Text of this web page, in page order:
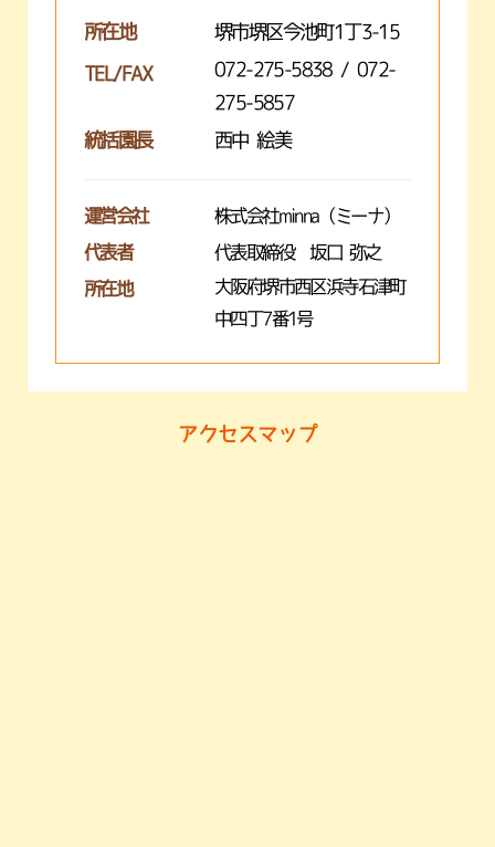
所在地 堺市堺区今池町1丁3-15
TEL/FAX
072-275-5838 / 072-
275-5857
統括園長
西中 絵美
運営会社 株式会社minna（ミーナ）
代表者 代表取締役 坂口 弥之
所在地
大阪府堺市西区浜寺石津町
中四丁7番1号
アクセスマップ